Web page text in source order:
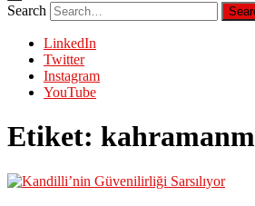
Search
LinkedIn
Twitter
Instagram
YouTube
Etiket: